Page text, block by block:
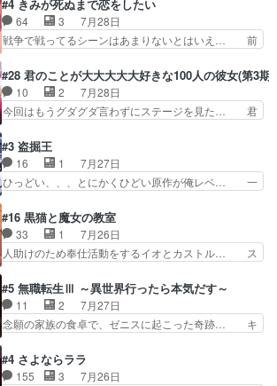
とフィーネの２度目のデート出… マジできな臭い
ぞ帝位争い。姉からの刺客を… ふぃーねと町の様
子を見に行ったら町中で窃…
と相手の表情も分からないからどう思… 今期のバ
ックナンバーみたいなOPアニメ。… 初デートで
冬月を笑わせようとする姿も冬月… 特に大きな事
を笑わせようとする姿も冬月… 3話までは主人公
がどうでもいいことでずっ… 花火購入に浅草へ…
行き当たりばったり訪問…
#4 きみが死ぬまで恋をしたい
64 3
7月28日
戦争で戦ってるシーンはあまりないとはいえ… 前
の存在で揺らぐ14クラス約束された死… ミミの
秘密をあっさり受け入れたのは拍子抜… 蘇生魔法
って下衆い国なら進退窮まったら手… 蘇生魔法ヤ
バイけどミミいなかったら詰んで… アニメオタク
うございました！アリとセイ… ごめん、そういう
話がしたい作品じゃないの… 第４話感想：その口
止め効果あるかな？ミミ…
#28 君のことが大大大大大好きな100人の彼女(第3期)
10 2
7月28日
今回はもうグダグダ言わずにステージを見た… 君
カノ版ラブライブ！？こういうのは人… 俺、みん
なのレッスン動画をDVDが焼きき… アナウンス
役で出演いたしましたみんなのア… 恋太郎ファミ
リーがガチでアイドルに挑戦！… ギャグギャグし
カノGirlfrien… 『アイドル伝説恋太郎ファミリ
ー』にて「ア… 安木路佐ウル子役で出演いたしま
したクォリ…
#3 盗掘王
16 1
7月27日
ひっどい、、、とにかくひどい原作が俺レベ… 一
美咲さんと言えば幼女！アイマスの市原… 遼河は
目的の為には人命も軽視するタイプの… 4つのス
キルが揃う。広い墓を捜索中、遼河… 村正はそん
なおどろおどろしいエピソードあ… 気持ちよくし
レベのアニメ制作を日本に奪… 予言で正体がバレ
る、もう騙し討ちは出来な… 村正の墓、アニメで
見ると一杯で怖いな。ア…
#16 黒猫と魔女の教室
33 1
7月26日
人助けのため奉仕活動をするイオとカストル… ス
とカストルの共通点は、魔法の制御が出… 椋鳥の
大群て…住民から迷惑がられてない？… キングコ
ングor進撃の巨人牡羊座のアルデ… スピカ・イ
オ・カストルという組み合わせ。… 有り余るパワ
みかたが雑になってきてるな… イキりカストルは
怖がりやったかあスピカな… 鏡の世界への突入と
#5 無職転生Ⅲ ～異世界行ったら本気だす～
11 2
7月27日
念願の家族の食卓で、ゼニスに起こった奇跡… キ
ナリーゼの悪魔の囁きwクリフとエリナ… 悪魔の
囁きやめてくださいwおい、1番重要… ゼニスも
#4 さよならララ
155 3
7月26日